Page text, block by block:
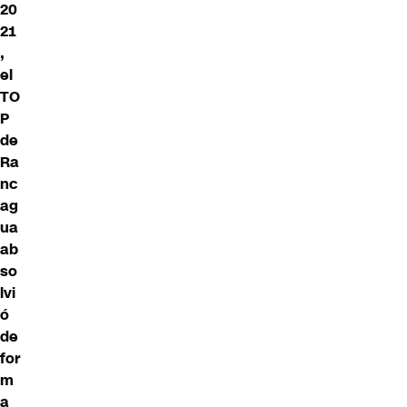
20
21
,
el
TO
P
de
Ra
nc
ag
ua
ab
so
lvi
ó
de
for
m
a